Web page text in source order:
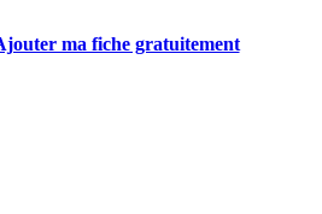
ma fiche gratuitement